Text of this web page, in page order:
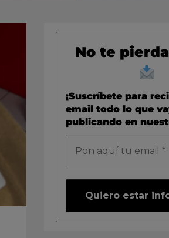
No te
¡Suscríbete para
email todo lo que
publicando en